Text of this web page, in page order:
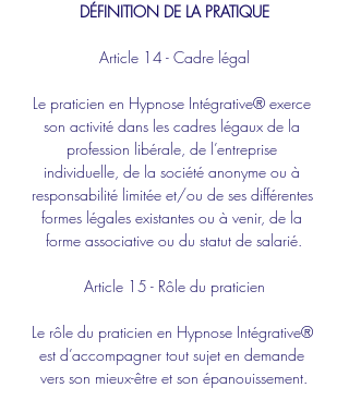
DÉFINITION DE LA PRATIQUE
Article 14 - Cadre légal
Le praticien en Hypnose Intégrative® exerce
son activité dans les cadres légaux de la
profession libérale, de l’entreprise
individuelle, de la société anonyme ou à
responsabilité limitée et/ou de ses différentes
formes légales existantes ou à venir, de la
forme associative ou du statut de salarié.
Article 15 - Rôle du praticien
Le rôle du praticien en Hypnose Intégrative®
est d’accompagner tout sujet en demande
vers son mieux-être et son épanouissement.